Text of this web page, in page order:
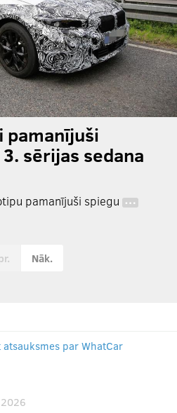
pamanījuši
sērijas sedana
pamanījuši spiegu …
Nāk.
atsauksmes par WhatCar